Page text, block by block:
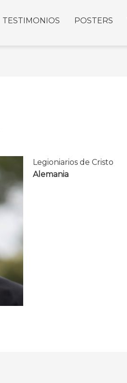
TESTIMONIOS POSTERS
Legioniarios de Cristo
Alemania